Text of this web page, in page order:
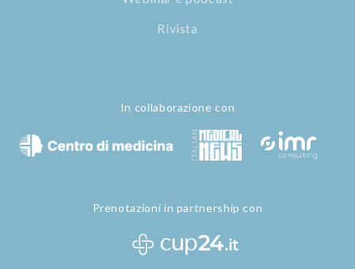
Rivista
In collaborazione con
Prenotazioni in partnership con